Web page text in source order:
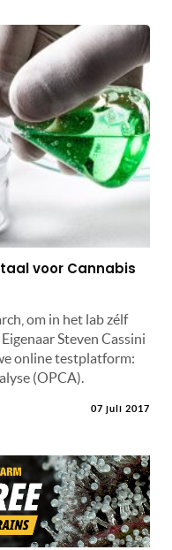
voor Cannabis
om in het lab zélf
Steven Cassini
online testplatform:
(OPCA).
07 juli 2017